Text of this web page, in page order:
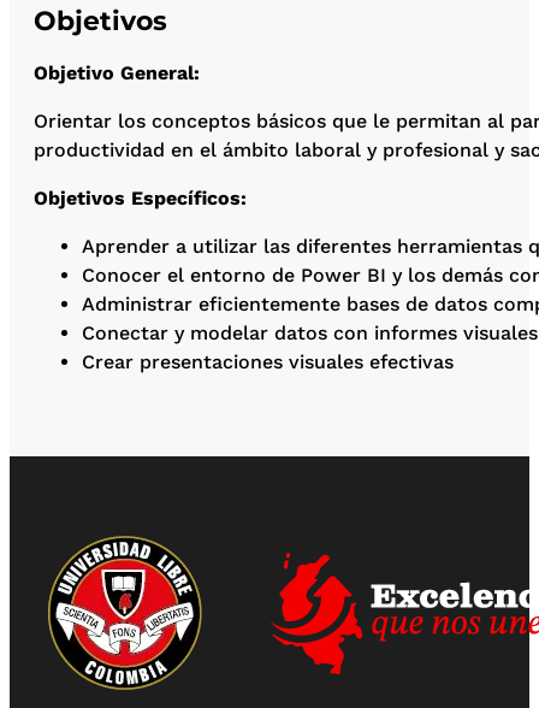
Objetivos
Objetivo General:
Orientar los conceptos básicos que le permitan al
productividad en el ámbito laboral y profesional y
Objetivos Específicos:
Aprender a utilizar las diferentes herramientas
Conocer el entorno de Power BI y los demás
Administrar eficientemente bases de datos
Conectar y modelar datos con informes
Crear presentaciones visuales efectivas